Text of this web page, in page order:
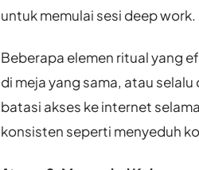
untuk memulai sesi deep work.
Beberapa elemen ritual yang
di meja yang sama, atau
batasi akses ke internet
konsisten seperti menyeduh